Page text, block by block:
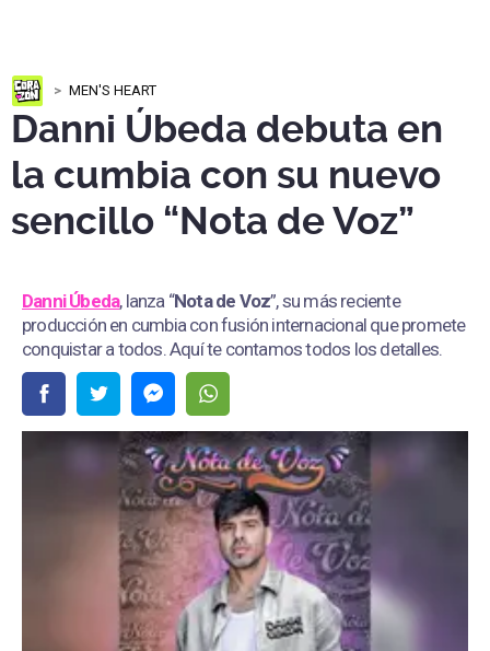
MEN'S HEART
Danni Úbeda debuta en
la cumbia con su nuevo
sencillo “Nota de Voz”
Danni Úbeda, lanza “Nota de Voz”, su más reciente
producción en cumbia con fusión internacional que promete
conquistar a todos. Aquí te contamos todos los detalles.